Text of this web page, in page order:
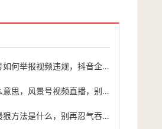
频违规，抖音企业号被侵权？手把手教你高效举报维权
，风景号视频直播，别让美景误入禁区
别再忍气吞声！实测快手投诉最狠的方法，原来藏在这几步里